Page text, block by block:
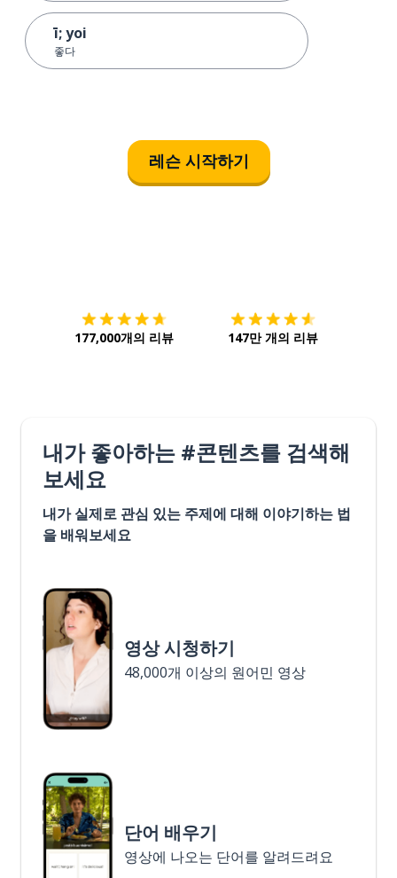
ī; yoi
좋다
레슨 시작하기
177,000개의 리뷰 147만 개의 리뷰
내가 좋아하는 #콘텐츠를 검색해
보세요
내가 실제로 관심 있는 주제에 대해 이야기하는 법
을 배워보세요
영상 시청하기
48,000개 이상의 원어민 영상
단어 배우기
영상에 나오는 단어를 알려드려요